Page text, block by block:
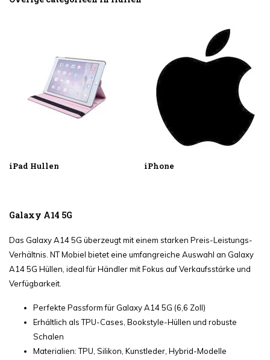
iPad Hullen iPhone
Galaxy A14 5G
Das Galaxy A14 5G überzeugt mit einem starken Preis-Leistungs-
Verhältnis. NT Mobiel bietet eine umfangreiche Auswahl an Galaxy
A14 5G Hüllen, ideal für Händler mit Fokus auf Verkaufsstärke und
Verfügbarkeit.
Perfekte Passform für Galaxy A14 5G (6,6 Zoll)
Erhältlich als TPU-Cases, Bookstyle-Hüllen und robuste
Schalen
Materialien: TPU, Silikon, Kunstleder, Hybrid-Modelle